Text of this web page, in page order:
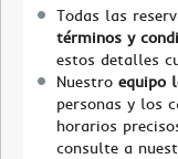
Todas las
términos y
estos detalles
Nuestro equipo
personas y los
horarios
consulte a